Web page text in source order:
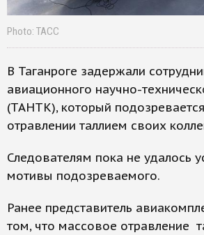
Photo: ТАСС
В Таганроге задержали
авиационного научно-
(ТАНТК), который
отравлении таллием своих
Следователям пока не удалось
мотивы подозреваемого.
Ранее представитель
том, что массовое отравление